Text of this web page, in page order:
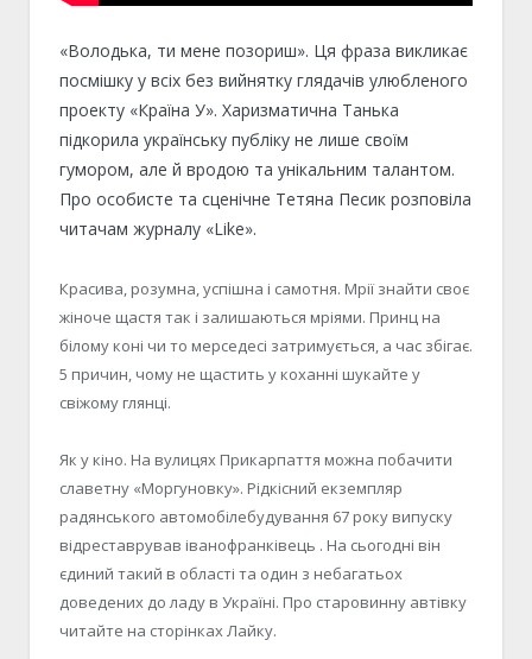
«Володька, ти мене позориш». Ця фраза викликає
посмішку у всіх без вийнятку глядачів улюбленого
проекту «Країна У». Харизматична Танька
підкорила українську публіку не лише своїм
гумором, але й вродою та унікальним талантом.
Про особисте та сценічне Тетяна Песик розповіла
читачам журналу «Like».
Красива, розумна, успішна і самотня. Мрії знайти своє
жіноче щастя так і залишаються мріями. Принц на
білому коні чи то мерседесі затримується, а час збігає.
5 причин, чому не щастить у коханні шукайте у
свіжому глянці.
Як у кіно. На вулицях Прикарпаття можна побачити
славетну «Моргуновку». Рідкісний екземпляр
радянського автомобілебудування 67 року випуску
відреставрував іванофранківець . На сьогодні він
єдиний такий в області та один з небагатьох
доведених до ладу в Україні. Про старовинну автівку
читайте на сторінках Лайку.